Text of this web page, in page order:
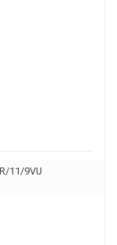
11/9VU